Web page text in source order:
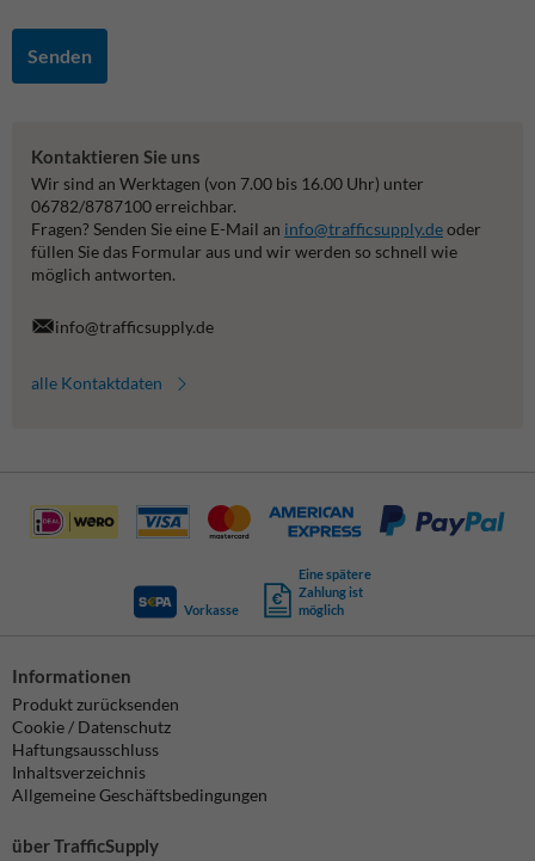
Senden
Kontaktieren Sie uns
Wir sind an Werktagen (von 7.00 bis 16.00 Uhr) unter
06782/8787100 erreichbar.
Fragen? Senden Sie eine E-Mail an info@trafficsupply.deoder
füllen Sie das Formular aus und wir werden so schnell wie
möglich antworten.
info@trafficsupply.de
alle Kontaktdaten
Vorkasse
Eine spätere
Zahlung ist
möglich
Informationen
Produkt zurücksenden
Cookie / Datenschutz
Haftungsausschluss
Inhaltsverzeichnis
Allgemeine Geschäftsbedingungen
über TrafficSupply